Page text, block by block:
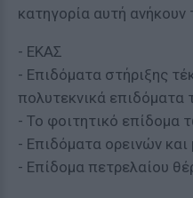
κατηγορία αυτή ανήκουν
- ΕΚΑΣ
- Επιδόματα στήριξης
πολυτεκνικά επιδόματα
- Το φοιτητικό επίδομα
- Επιδόματα ορεινών
- Επίδομα πετρελαίου